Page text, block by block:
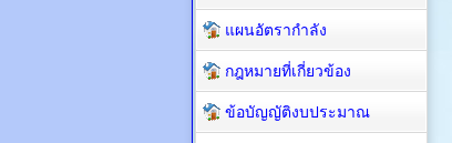
แผนอัตรากำลัง
กฎหมายที่เกี่ยวข้อง
ข้อบัญญัติงบประมาณ